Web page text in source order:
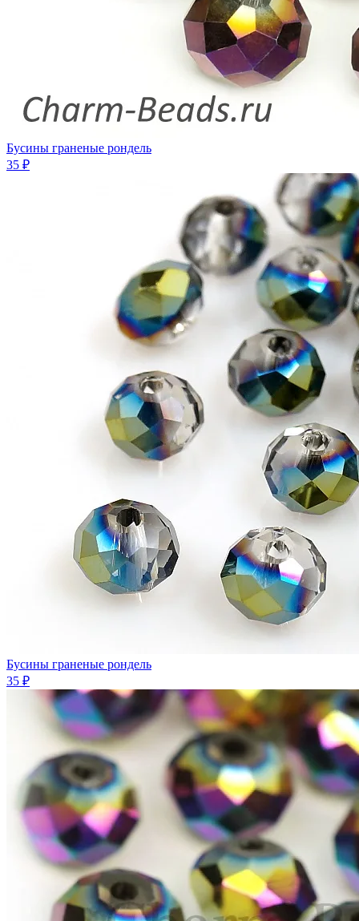
Бусины граненые рондель
35 ₽
Бусины граненые рондель
35 ₽